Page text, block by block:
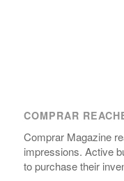
COMPRAR
Comprar Magazine
impressions. Active
to purchase their